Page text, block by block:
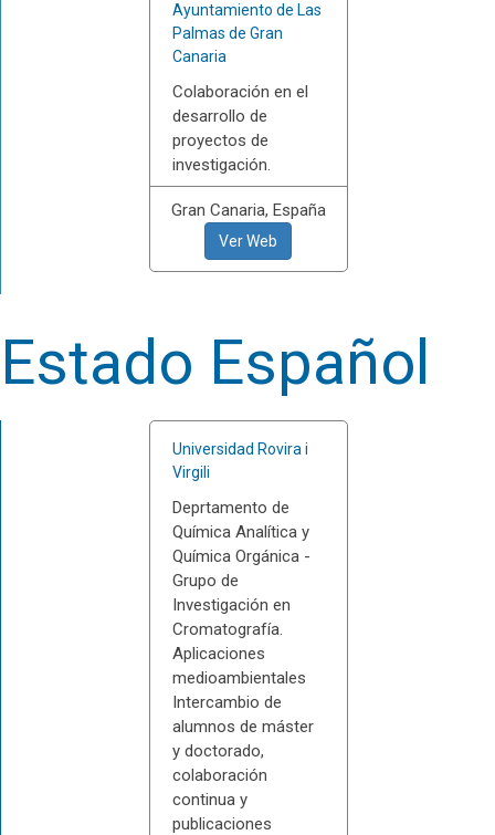
Ayuntamiento de Las
Palmas de Gran
Canaria
Colaboración en el
desarrollo de
proyectos de
investigación.
Gran Canaria, España
Ver Web
Estado Español
Universidad Rovira i
Virgili
Deprtamento de
Química Analítica y
Química Orgánica -
Grupo de
Investigación en
Cromatografía.
Aplicaciones
medioambientales
Intercambio de
alumnos de máster
y doctorado,
colaboración
continua y
publicaciones